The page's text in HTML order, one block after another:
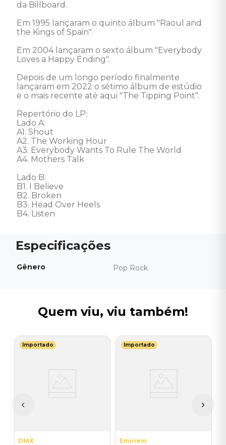
da Billboard.
Em 1995 lançaram o quinto álbum "Raoul and
the Kings of Spain".
Em 2004 lançaram o sexto álbum "Everybody
Loves a Happy Ending".
Depois de um longo período finalmente
lançaram em 2022 o sétimo álbum de estúdio
e o mais recente até aqui "The Tipping Point".
Repertório do LP:
Lado A:
A1. Shout
A2. The Working Hour
A3. Everybody Wants To Rule The World
A4. Mothers Talk
Lado B:
B1. I Believe
B2. Broken
B3. Head Over Heels
B4. Listen
Gênero Pop Rock
Quem viu, viu também!
Importado
DMX
Importado
Eminem